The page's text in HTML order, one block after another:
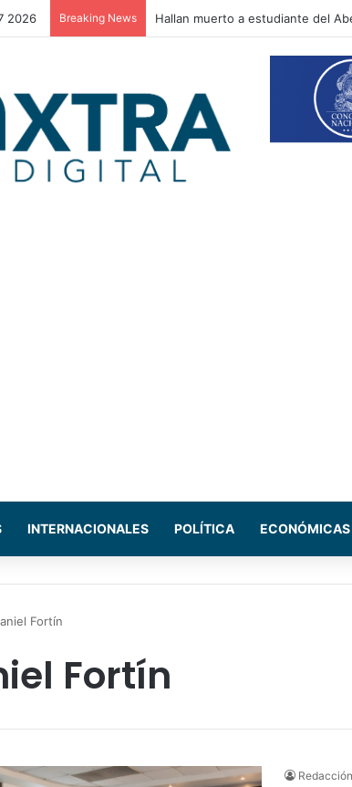
2026 Breaking News Estos son los sectores que no
INTERNACIONALES POLÍTICA ECONÓMICAS
Fortín
Fortín
Redacción